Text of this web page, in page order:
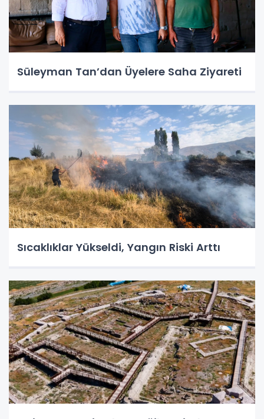
Süleyman Tan’dan Üyelere Saha Ziyareti
Sıcaklıklar Yükseldi, Yangın Riski Arttı